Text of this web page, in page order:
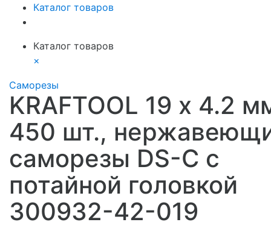
Каталог товаров
Каталог товаров
×
Саморезы
KRAFTOOL 19 х 4.2
450 шт.,
саморезы DS-C с
потайной головкой
300932-42-019